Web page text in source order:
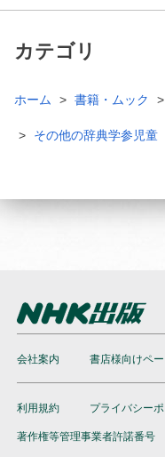
カテゴリ
ホーム 書籍・ムック
その他の辞典学参児童
会社案内 書店様向けペ
利用規約 プライバシー
著作権等管理事業者許諾番号